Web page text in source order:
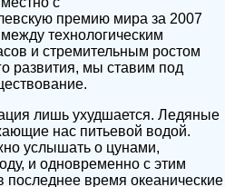
премию мира за 2007
технологическим
и стремительным ростом
развития, мы ставим под
лишь ухудшается. Ледяные
нас питьевой водой.
услышать о цунами,
и одновременно с этим
время океанические